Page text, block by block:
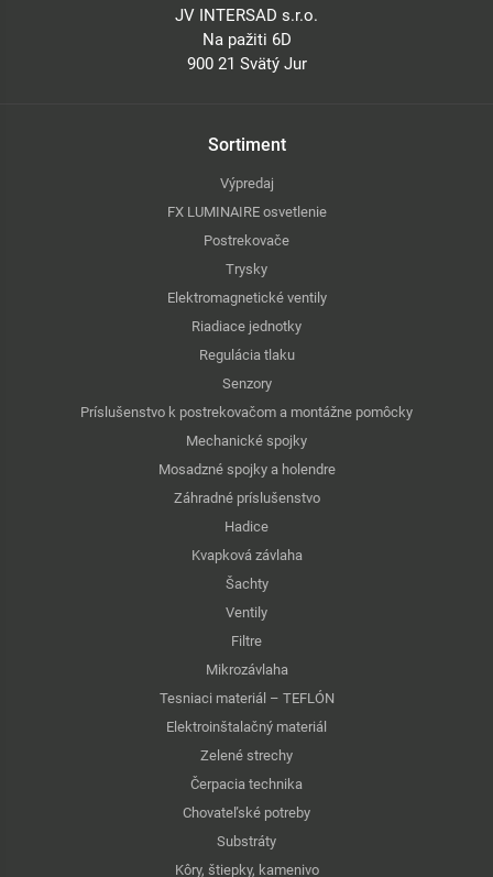
JV INTERSAD s.r.o.
Na pažiti 6D
900 21 Svätý Jur
Sortiment
Výpredaj
FX LUMINAIRE osvetlenie
Postrekovače
Trysky
Elektromagnetické ventily
Riadiace jednotky
Regulácia tlaku
Senzory
Príslušenstvo k postrekovačom a montážne pomôcky
Mechanické spojky
Mosadzné spojky a holendre
Záhradné príslušenstvo
Hadice
Kvapková závlaha
Šachty
Ventily
Filtre
Mikrozávlaha
Tesniaci materiál – TEFLÓN
Elektroinštalačný materiál
Zelené strechy
Čerpacia technika
Chovateľské potreby
Substráty
Kôry, štiepky, kamenivo